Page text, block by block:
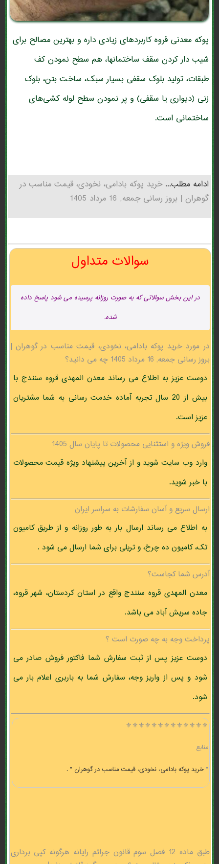
پوکه معدنی قروه کاربردهای زیادی داره و بهترین مصالح برای
شیب دار کردن سقف ساختمانها، هم سطح نمودن کف
طبقات، تولید بلوک سقفی بسیار سبک، ساخت بتن، بلوک
زنی (دیواری یا سقفی) و پر نمودن سطح لوله کشی‌های
ساختمانی است.
ادامه مطلب...خرید پوکه بادامی، نخودی، قیمت مناسب در
گوهران | بروز رسانی جمعه, 16 مرداد 1405
سوالات متداول
در این بخش سوالاتی که به صورت روزانه پرسیده می شود پاسخ داده
شده.
در مورد خرید پوکه بادامی، نخودی، قیمت مناسب در گوهران |
بروز رسانی جمعه, 16 مرداد 1405 چه می دانید؟
دوست عزیز به اطلاع می رساند معدن المهدی قروه سنندج با
بیش از 20 سال تجربه آماده خدمت رسانی به شما مشتریان
عزیز است.
فروش ویژه و استثنایی محصولات تا پایان سال 1405
وارد وب سایت شوید و از آخرین پیشنهاد ویژه قیمت محصولات
با خبر شوید.
ارسال سریع و آسان سفارشات به سراسر ایران
به اطلاع می رساند ارسال بار به طور روزانه و از طریق کامیون
تک، کامیون ده چرخ، و تریلی برای شما ارسال می شود .
آدرس شما کجاست؟
معدن المهدی قروه سنندج واقع در استان کردستان، شهر قروه،
جاده سریش آباد می باشد.
پرداخت وجه به چه صورت است ؟
دوست عزیز پس از ثبت سفارش شما فاکتور فروش صادر می
شود و پس از واریز وجه، سفارش شما به باربری اعلام بار می
شود.
⚜️⚜️⚜️⚜️⚜️⚜️⚜️⚜️⚜️⚜️⚜️⚜️⚜️
منابع
" خرید پوکه بادامی، نخودی، قیمت مناسب در گوهران " .
طبق ماده 12 فصل سوم قانون جرائم رایانه هرگونه کپی برداری